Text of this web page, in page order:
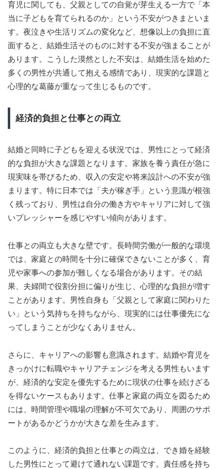
育児に関しても、父親としての自覚が芽生える一方で「本
当に子どもを育てられるのか」という不安がつきまといま
す。夜泣きや生活リズムの変化など、想像以上の負担に直
面すると、結婚生活そのものに対する不安が強まることが
あります。こうした漠然とした不安は、結婚生活を始めた
多くの男性が共通して抱える感情であり、現実的な課題と
心理的な葛藤が重なって生じるものです。
経済的負担と仕事との両立
結婚と同時に子どもを迎える状況では、男性にとって経済
的な負担が大きな課題となります。家族を養う責任が急に
現実味を帯びるため、収入の安定や将来設計への不安が強
まります。特に日本では「夫が稼ぎ手」という意識が根強
く残っており、男性は自分の働き方やキャリアに対して強
いプレッシャーを感じやすい傾向があります。
仕事との両立も大きな壁です。長時間労働が一般的な環境
では、家庭との時間を十分に確保できないことが多く、育
児や家事への参加が難しくなる場合があります。その結
果、夫婦間で役割分担に偏りが生じ、心理的な負担が増す
ことがあります。男性自身も「父親として家庭に関わりた
い」という気持ちを持ちながら、現実的には仕事優先にな
ってしまうことが少なくありません。
さらに、キャリアへの影響も意識されます。結婚や育児を
きっかけに転職やキャリアチェンジを考える男性もいます
が、経済的な安定を優先するために現状の仕事を続けざる
を得ないケースもあります。仕事と家庭の両立を図るため
には、時間管理や職場の理解が不可欠であり、周囲のサポ
ートがあるかどうかが大きな差を生みます。
このように、経済的負担と仕事との両立は、でき婚を経験
した男性にとって避けて通れない課題です。責任感を持ち